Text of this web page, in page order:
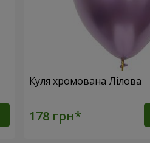
Куля хромована Лілова